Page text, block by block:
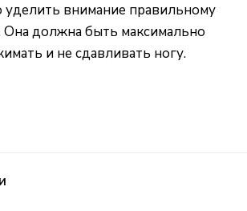
внимание правильному
Она должна быть максимально
и не сдавливать ногу.